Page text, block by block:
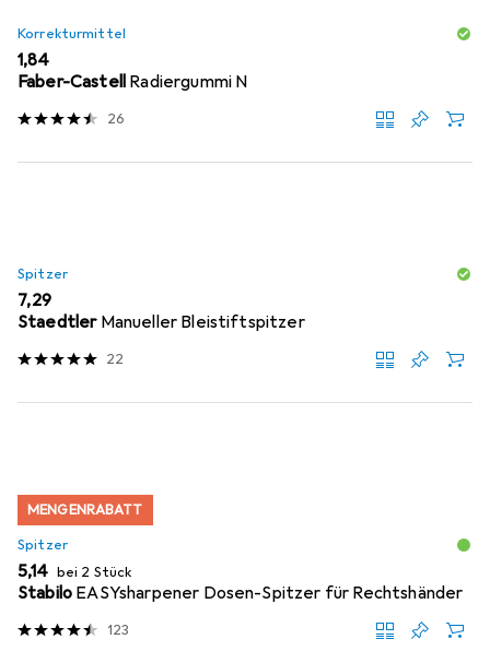
Korrekturmittel
EUR
1,84
Faber-Castell Radiergummi N
26
Spitzer
EUR
7,29
Staedtler Manueller Bleistiftspitzer
22
MENGENRABATT
Spitzer
EUR
5,14 bei 2 Stück
Stabilo EASYsharpener Dosen-Spitzer für Rechtshänder
123